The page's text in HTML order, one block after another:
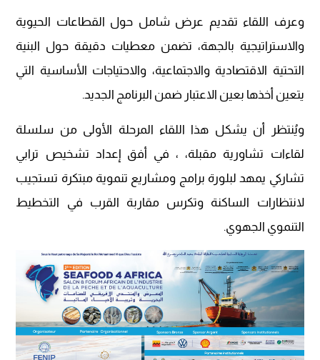
وعرف اللقاء تقديم عرض شامل حول القطاعات الحيوية
والاستراتيجية بالجهة، تضمن معطيات دقيقة حول البنية
التحتية الاقتصادية والاجتماعية، والاحتياجات الأساسية التي
يتعين أخذها بعين الاعتبار ضمن البرنامج الجديد.
ويُنتظر أن يشكل هذا اللقاء المرحلة الأولى من سلسلة
لقاءات تشاورية مقبلة، ، في أفق إعداد تشخيص ترابي
تشاركي يمهد لبلورة برامج ومشاريع تنموية مبتكرة تستجيب
لانتظارات الساكنة وتكرس مقاربة القرب في التخطيط
التنموي الجهوي.